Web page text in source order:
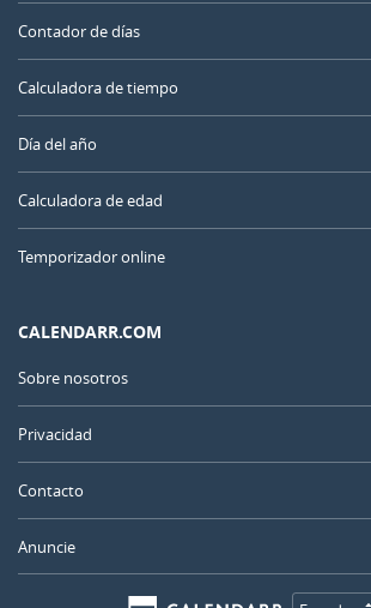
Contador de días
Calculadora de tiempo
Día del año
Calculadora de edad
Temporizador online
CALENDARR.COM
Sobre nosotros
Privacidad
Contacto
Anuncie